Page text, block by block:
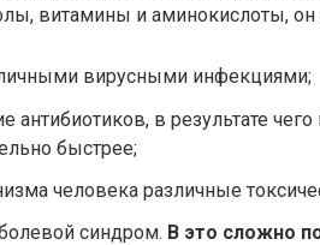
витамины и аминокислоты, он
вирусными инфекциями;
антибиотиков, в результате
быстрее;
человека различные
синдром. В это сложно